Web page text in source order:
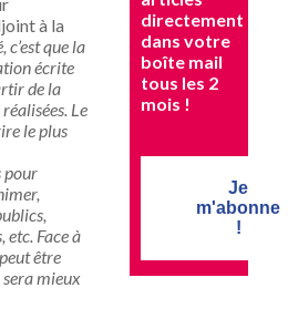
à la
que la
écrite
de la
Le
le plus
pour
etc. Face à
être
mieux
directement
dans votre
boîte mail
tous les 2
mois !
Je
m'abonne
!